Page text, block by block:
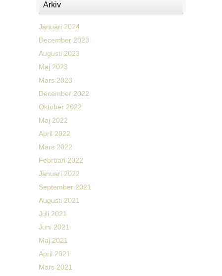
Arkiv
Januari 2024
December 2023
Augusti 2023
Maj 2023
Mars 2023
December 2022
Oktober 2022
Maj 2022
April 2022
Mars 2022
Februari 2022
Januari 2022
September 2021
Augusti 2021
Juli 2021
Juni 2021
Maj 2021
April 2021
Mars 2021